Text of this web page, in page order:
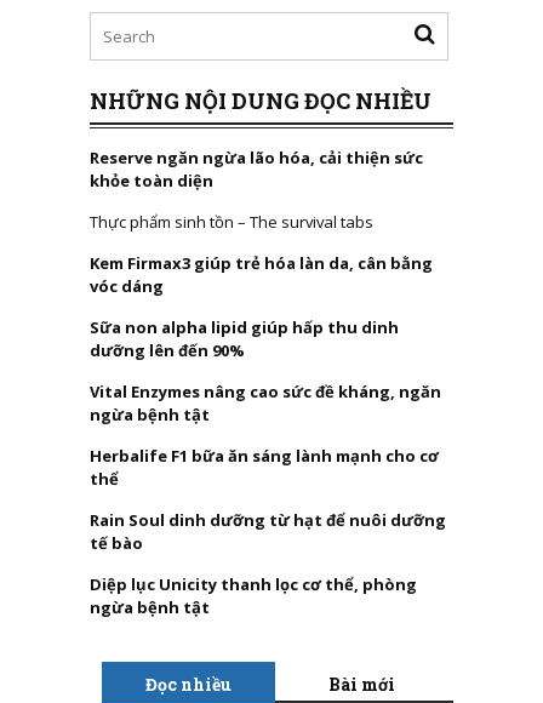
NHỮNG NỘI DUNG ĐỌC NHIỀU
Reserve ngăn ngừa lão hóa, cải thiện sức
khỏe toàn diện
Thực phẩm sinh tồn – The survival tabs
Kem Firmax3 giúp trẻ hóa làn da, cân bằng
vóc dáng
Sữa non alpha lipid giúp hấp thu dinh
dưỡng lên đến 90%
Vital Enzymes nâng cao sức đề kháng, ngăn
ngừa bệnh tật
Herbalife F1 bữa ăn sáng lành mạnh cho cơ
thể
Rain Soul dinh dưỡng từ hạt để nuôi dưỡng
tế bào
Diệp lục Unicity thanh lọc cơ thể, phòng
ngừa bệnh tật
Đọc nhiều Bài mới